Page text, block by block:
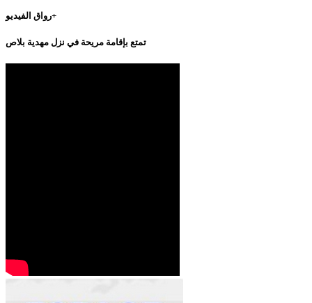
رواق الفيديو+
تمتع بإقامة مريحة في نزل مهدية بلاص